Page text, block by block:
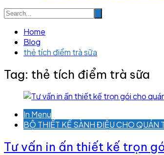
Home
Blog
thẻ tích điểm trà sữa
Tag: thẻ tích điểm trà sữa
In Menu
BỘ THIẾT KẾ SÀNH ĐIỆU CHO QUÁN
Tư vấn in ấn thiết kế trọn